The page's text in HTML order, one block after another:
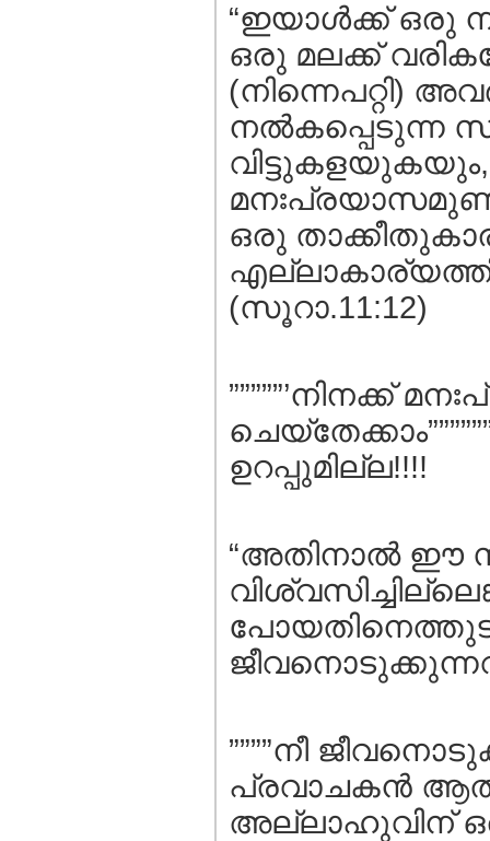
“ഇയാള്‍ക്ക്‌ ഒരു
ഒരു മലക്ക്‌
(നിന്നെപറ്റി)
നല്‍കപ്പെടുന്ന
വിട്ടുകളയുകയും,
ഒരു
(സൂറാ.11:12)
”””””’നിനക്ക്‌
ഉറപ്പുമില്ല!!!!
“അതിനാല്‍ ഈ
””””നീ
പ്രവാചകന്‍
അല്ലാഹുവിന്